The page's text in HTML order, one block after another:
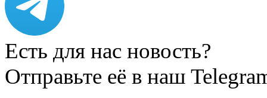
Есть для нас новость?
Отправьте её в наш